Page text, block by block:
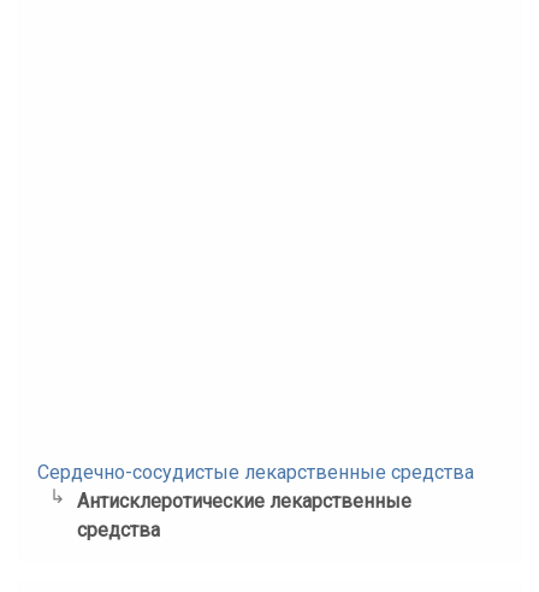
Сердечно-сосудистые лекарственные средства
Антисклеротические лекарственные
средства